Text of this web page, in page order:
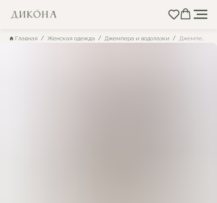
Главная Женская одежда Джемпера и водолазки Джемпер трикотажный желтый с цветами